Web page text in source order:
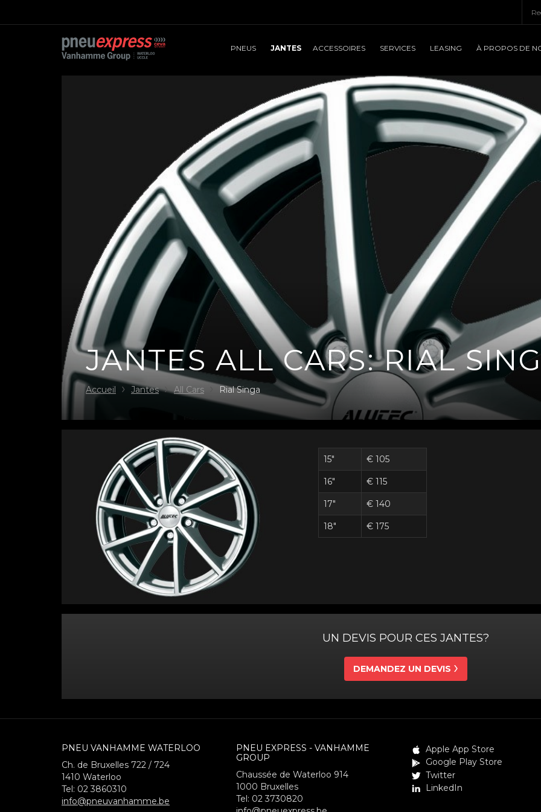
PNEUS
ACCESSOIRES
SERVICES LEASING À PROPOS DE
JANTES ALL CARS: RIAL
Accueil Jantes All Cars Rial Singa
15" € 105
16" € 115
17" € 140
18" € 175
UN DEVIS POUR CES JANTES?
DEMANDEZ UN DEVIS
PNEU VANHAMME WATERLOO
Ch. de Bruxelles 722 / 724
1410 Waterloo
Tel: 02 3860310
info@pneuvanhamme.be
PNEU EXPRESS - VANHAMME
GROUP
Chaussée de Waterloo 914
1000 Bruxelles
Tel: 02 3730820
Apple App Store
Google Play Store
Twitter
LinkedIn